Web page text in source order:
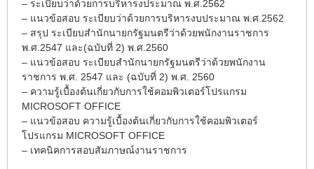
– ระเบียบว่าด้วยการบริหารงประมาณ พ.ศ.2562
– แนวข้อสอบ ระเบียบว่าด้วยการบริหารงบประมาณ พ.ศ.2562
– สรุป ระเบียบสำนักนายกรัฐมนตรีว่าด้วยพนักงานราชการ
พ.ศ.2547 และ(ฉบับที่ 2) พ.ศ.2560
– แนวข้อสอบ ระเบียบสำนักนายกรัฐมนตรีว่าด้วยพนักงาน
ราชการ พ.ศ. 2547 และ (ฉบับที่ 2) พ.ศ. 2560
– ความรู้เบื้องต้นเกี่ยวกับการใช้คอมพิวเตอร์โปรแกรม
MICROSOFT OFFICE
– แนวข้อสอบ ความรู้เบื้องต้นเกี่ยวกับการใช้คอมพิวเตอร์
โปรแกรม MICROSOFT OFFICE
– เทคนิคการสอบสัมภาษณ์งานราชการ